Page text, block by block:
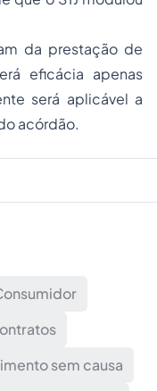
da prestação de
eficácia apenas
será aplicável a
acórdão.
sem causa